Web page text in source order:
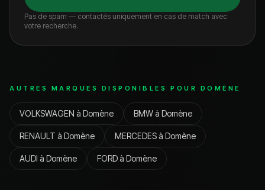
Pas de spam — contactés uniquement en cas de match avec
votre recherche.
AUTRES MARQUES DISPONIBLES POUR DOMÈNE
VOLKSWAGEN à Domène BMWà Domène
RENAULT à Domène MERCEDESà Domène
AUDI à Domène FORDà Domène